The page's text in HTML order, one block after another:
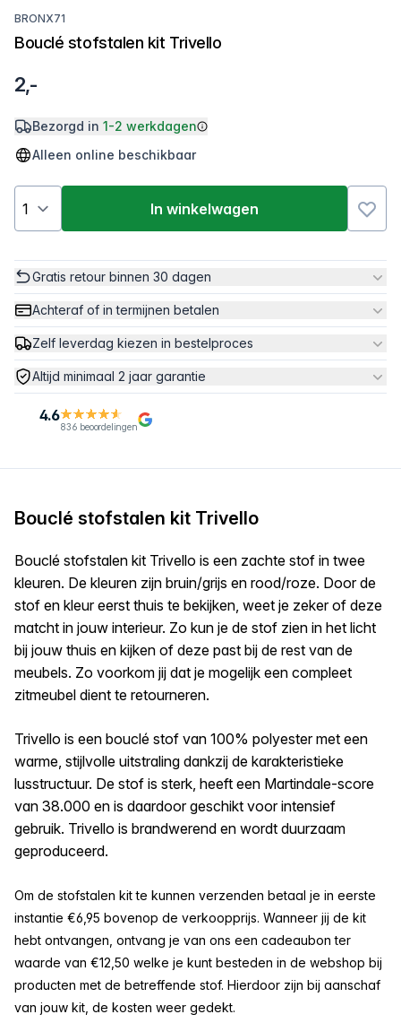
BRONX71
Bouclé stofstalen kit Trivello
2,-
Bezorgd in 1-2 werkdagen
Alleen online beschikbaar
In winkelwagen
Gratis retour binnen 30 dagen
Achteraf of in termijnen betalen
Zelf leverdag kiezen in bestelproces
Altijd minimaal 2 jaar garantie
4.6
836 beoordelingen
Bouclé stofstalen kit Trivello
Bouclé stofstalen kit Trivello is een zachte stof in twee
kleuren. De kleuren zijn bruin/grijs en rood/roze. Door de
stof en kleur eerst thuis te bekijken, weet je zeker of deze
matcht in jouw interieur. Zo kun je de stof zien in het licht
bij jouw thuis en kijken of deze past bij de rest van de
meubels. Zo voorkom jij dat je mogelijk een compleet
zitmeubel dient te retourneren.
Trivello is een bouclé stof van 100% polyester met een
warme, stijlvolle uitstraling dankzij de karakteristieke
lusstructuur. De stof is sterk, heeft een Martindale-score
van 38.000 en is daardoor geschikt voor intensief
gebruik. Trivello is brandwerend en wordt duurzaam
geproduceerd.
Om de stofstalen kit te kunnen verzenden betaal je in eerste
instantie €6,95 bovenop de verkoopprijs. Wanneer jij de kit
hebt ontvangen, ontvang je van ons een cadeaubon ter
waarde van €12,50 welke je kunt besteden in de webshop bij
producten met de betreffende stof. Hierdoor zijn bij aanschaf
van jouw kit, de kosten weer gedekt.